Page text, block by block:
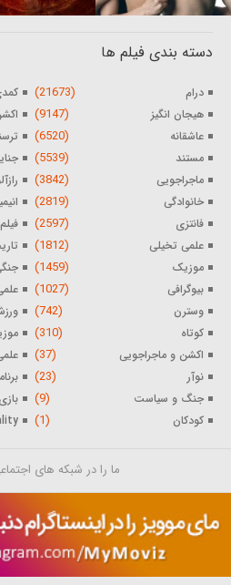
دسته بندی فیلم ها
درام (21673)
هیجان انگیز (9147)
عاشقانه (6520)
مستند (5539)
ماجراجویی (3842)
خانوادگی (2819)
فانتزی (2597)
علمی تخیلی (1812)
موزیک (1459)
بیوگرافی (1027)
وسترن (742)
کوتاه (310)
اکشن و ماجراجویی (37)
نوآر (23)
جنگ و سیاست (9) بازی
کودکان (1)
ما را در شبکه های